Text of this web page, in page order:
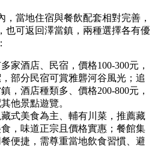
，當地住宿與餐飲配套相對完善，
也可返回澤當鎮，兩種選擇各有優
家酒店、民宿，價格100-300元，
部分民宿可賞雅礱河谷風光；追
，酒店種類多、價格200-800元，
他景點遊覽。
式美食為主、輔有川菜，推薦藏
，味道正宗且價格實惠；餐館集
便捷，需尊重當地飲食習慣、避